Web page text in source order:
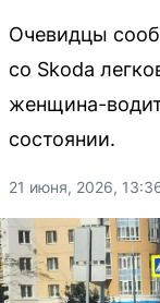
Очевидцы
со Skoda
женщина-
состоянии.
21 июня, 2026,